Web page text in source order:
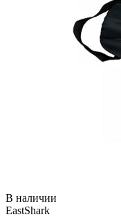
В наличии
EastShark